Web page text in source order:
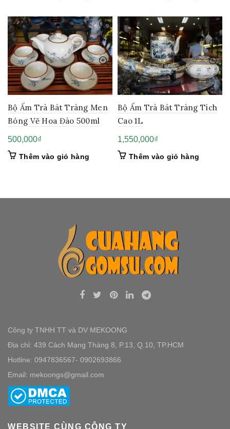
Bộ Ấm Trà Bát Tràng Men
Bóng Vẽ Hoa Đào 500ml
500,000₫
Thêm vào giỏ hàng
Bộ Ấm Trà Bát Tràng Tích
Cao 1L
1,550,000₫
Thêm vào giỏ hàng
Công ty TNHH TT và DV MEKOONG
Địa chỉ: 439 Cách Mạng Tháng 8, P.13, Q.10, TP.HCM
Hotline: 0947836567- 0902693866
Email: mekoongs@gmail.com
WEBSITE CÙNG CÔNG TY